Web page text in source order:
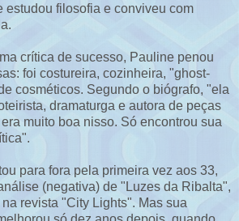
estudou filosofia e conviveu com
crítica de sucesso, Pauline penou
foi costureira, cozinheira, "ghost-
cosméticos. Segundo o biógrafo, "ela
dramaturga e autora de peças
muito boa nisso. Só encontrou sua
para fora pela primeira vez aos 33,
(negativa) de "Luzes da Ribalta",
revista "City Lights". Mas sua